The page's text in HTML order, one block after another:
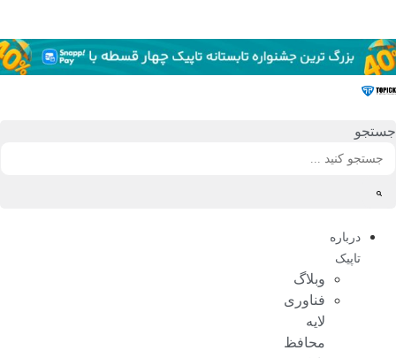
محتوا
جستجو
درباره
تاپیک
وبلاگ
فناوری
لایه
محافظ